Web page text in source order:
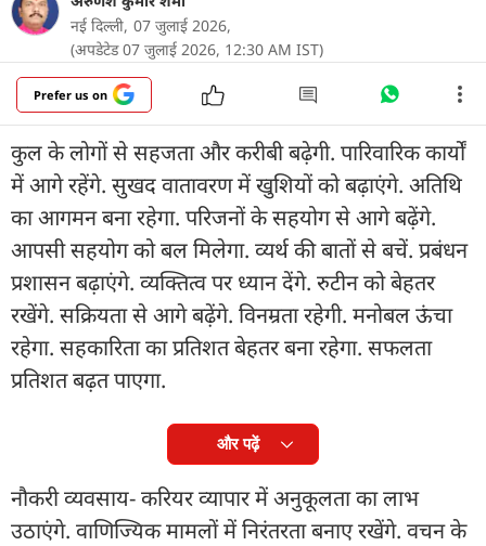
नई दिल्ली, 07 जुलाई 2026,
(अपडेटेड 07 जुलाई 2026, 12:30 AM IST)
Prefer us on
कुल के लोगों से सहजता और करीबी बढ़ेगी. पारिवारिक कार्यों
में आगे रहेंगे. सुखद वातावरण में खुशियों को बढ़ाएंगे. अतिथि
का आगमन बना रहेगा. परिजनों के सहयोग से आगे बढ़ेंगे.
आपसी सहयोग को बल मिलेगा. व्यर्थ की बातों से बचें. प्रबंधन
प्रशासन बढ़ाएंगे. व्यक्तित्व पर ध्यान देंगे. रुटीन को बेहतर
रखेंगे. सक्रियता से आगे बढ़ेंगे. विनम्रता रहेगी. मनोबल ऊंचा
रहेगा. सहकारिता का प्रतिशत बेहतर बना रहेगा. सफलता
प्रतिशत बढ़त पाएगा.
और पढ़ें
नौकरी व्यवसाय- करियर व्यापार में अनुकूलता का लाभ
उठाएंगे. वाणिज्यिक मामलों में निरंतरता बनाए रखेंगे. वचन के